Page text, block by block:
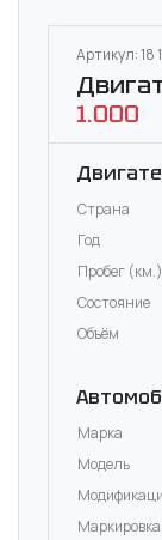
Артикул: 18
1.000
Страна
Год
Пробег (км.)
Состояние
Объём
Марка
Модель
Маркировка